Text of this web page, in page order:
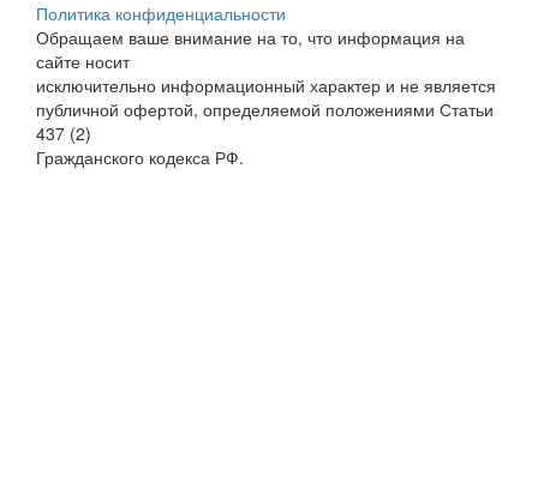
Политика конфиденциальности
Обращаем ваше внимание на то, что информация на
сайте носит
исключительно информационный характер и не является
публичной офертой, определяемой положениями Статьи
437 (2)
Гражданского кодекса РФ.